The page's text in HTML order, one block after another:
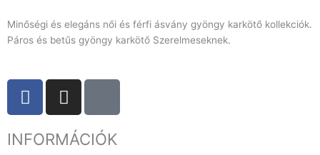
Minőségi és elegáns női és férfi ásvány gyöngy karkötő kollekciók.
Páros és betűs gyöngy karkötő Szerelmeseknek.
F
a
e
I
n
t
t
INFORMÁCIÓK